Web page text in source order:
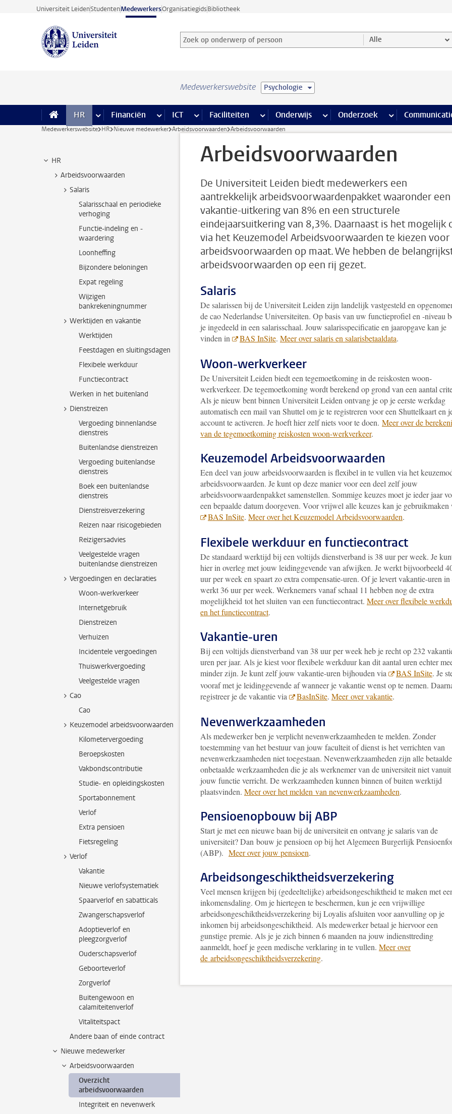
Ga direct naar de inhoud
Universiteit LeidenStudentenMedewerkersOrganisatiegidsBibliotheek
Zoek op onderwerp of persoon en selecteer categorie
Zoekterm Alle
Medewerkerswebsite Psychologie
HR meer HR pagina’s
Financiën meer Financiën pagina’s
ICT meer ICT pagina’s
Faciliteiten meer Faciliteiten pagina’s
Onderwijs meer Onderwijs pagina’s
Onderzoek meer Onderzoek
Medewerkerswebsite HR Nieuwe medewerker Arbeidsvoorwaarden Arbeidsvoorwaarden
HR
Arbeidsvoorwaarden
Salaris
Salarisschaal en periodieke
verhoging
Functie-indeling en -
waardering
Loonheffing
Bijzondere beloningen
Expat regeling
Wijzigen
bankrekeningnummer
Werktijden en vakantie
Werktijden
Feestdagen en sluitingsdagen
Flexibele werkduur
Functiecontract
Werken in het buitenland
Dienstreizen
Vergoeding binnenlandse
dienstreis
Buitenlandse dienstreizen
Vergoeding buitenlandse
dienstreis
Boek een buitenlandse
dienstreis
Dienstreisverzekering
Reizen naar risicogebieden
Reizigersadvies
Veelgestelde vragen
buitenlandse dienstreizen
Vergoedingen en declaraties
Woon-werkverkeer
Internetgebruik
Dienstreizen
Verhuizen
Incidentele vergoedingen
Thuiswerkvergoeding
Veelgestelde vragen
Cao
Cao
Keuzemodel arbeidsvoorwaarden
Kilometervergoeding
Beroepskosten
Vakbondscontributie
Studie- en opleidingskosten
Sportabonnement
Verlof
Extra pensioen
Fietsregeling
Verlof
Vakantie
Nieuwe verlofsystematiek
Spaarverlof en sabatticals
Zwangerschapsverlof
Adoptieverlof en
pleegzorgverlof
Ouderschapsverlof
Geboorteverlof
Zorgverlof
Buitengewoon en
calamiteitenverlof
Vitaliteitspact
Andere baan of einde contract
Nieuwe medewerker
Arbeidsvoorwaarden
Overzicht
arbeidsvoorwaarden
Integriteit en nevenwerk
Arbeidsvoorwaarden
De Universiteit Leiden biedt medewerkers een
aantrekkelijk arbeidsvoorwaardenpakket waaronder een
vakantie-uitkering van 8% en een structurele
eindejaarsuitkering van 8,3%. Daarnaast is het mogelijk
via het Keuzemodel Arbeidsvoorwaarden te kiezen voor
arbeidsvoorwaarden op maat. We hebben de
arbeidsvoorwaarden op een rij gezet.
Salaris
De salarissen bij de Universiteit Leiden zijn landelijk vastgesteld en
de cao Nederlandse Universiteiten. Op basis van uw functieprofiel en -niveau
je ingedeeld in een salarisschaal. Jouw salarisspecificatie en jaaropgave kan je
vinden in
BAS InSite. Meer over salaris en salarisbetaaldata.
Woon-werkverkeer
De Universiteit Leiden biedt een tegemoetkoming in de reiskosten woon-
werkverkeer. De tegemoetkoming wordt berekend op grond van een aantal
Als je nieuw bent binnen Universiteit Leiden ontvang je op je eerste werkdag
automatisch een mail van Shuttel om je te registreren voor een Shuttelkaart en
account te activeren. Je hoeft hier zelf niets voor te doen. Meer over de
van de tegemoetkoming reiskosten woon-werkverkeer.
Keuzemodel Arbeidsvoorwaarden
Een deel van jouw arbeidsvoorwaarden is flexibel in te vullen via het
arbeidsvoorwaarden. Je kunt op deze manier voor een deel zelf jouw
arbeidsvoorwaardenpakket samenstellen. Sommige keuzes moet je ieder jaar
een bepaalde datum doorgeven. Voor vrijwel alle keuzes kan je gebruikmaken
BAS InSite. Meer over het Keuzemodel Arbeidsvoorwaarden.
Flexibele werkduur en functiecontract
De standaard werktijd bij een voltijds dienstverband is 38 uur per week. Je
hier in overleg met jouw leidinggevende van afwijken. Je werkt bijvoorbeeld
uur per week en spaart zo extra compensatie-uren. Of je levert vakantie-uren in
werkt 36 uur per week. Werknemers vanaf schaal 11 hebben nog de extra
mogelijkheid tot het sluiten van een functiecontract. Meer over flexibele
en het functiecontract.
Vakantie-uren
Bij een voltijds dienstverband van 38 uur per week heb je recht op 232
uren per jaar. Als je kiest voor flexibele werkduur kan dit aantal uren echter
minder zijn. Je kunt zelf jouw vakantie-uren bijhouden via
BAS InSite. Je
vooraf met je leidinggevende af wanneer je vakantie wenst op te nemen.
registreer je de vakantie via
BasInSite. Meer over vakantie.
Nevenwerkzaamheden
Als medewerker ben je verplicht nevenwerkzaamheden te melden. Zonder
toestemming van het bestuur van jouw faculteit of dienst is het verrichten van
nevenwerkzaamheden niet toegestaan. Nevenwerkzaamheden zijn alle
onbetaalde werkzaamheden die je als werknemer van de universiteit niet vanuit
jouw functie verricht. De werkzaamheden kunnen binnen of buiten werktijd
plaatsvinden. Meer over het melden van nevenwerkzaamheden.
Pensioenopbouw bij ABP
Start je met een nieuwe baan bij de universiteit en ontvang je salaris van de
universiteit? Dan bouw je pensioen op bij het Algemeen Burgerlijk
(ABP). Meer over jouw pensioen.
Arbeidsongeschiktheidsverzekering
Veel mensen krijgen bij (gedeeltelijke) arbeidsongeschiktheid te maken met
inkomensdaling. Om je hiertegen te beschermen, kun je een vrijwillige
arbeidsongeschiktheidsverzekering bij Loyalis afsluiten voor aanvulling op je
inkomen bij arbeidsongeschiktheid. Als medewerker betaal je hiervoor een
gunstige premie. Als je je zich binnen 6 maanden na jouw indiensttreding
aanmeldt, hoef je geen medische verklaring in te vullen. Meer over
de arbeidsongeschiktheidsverzekering.